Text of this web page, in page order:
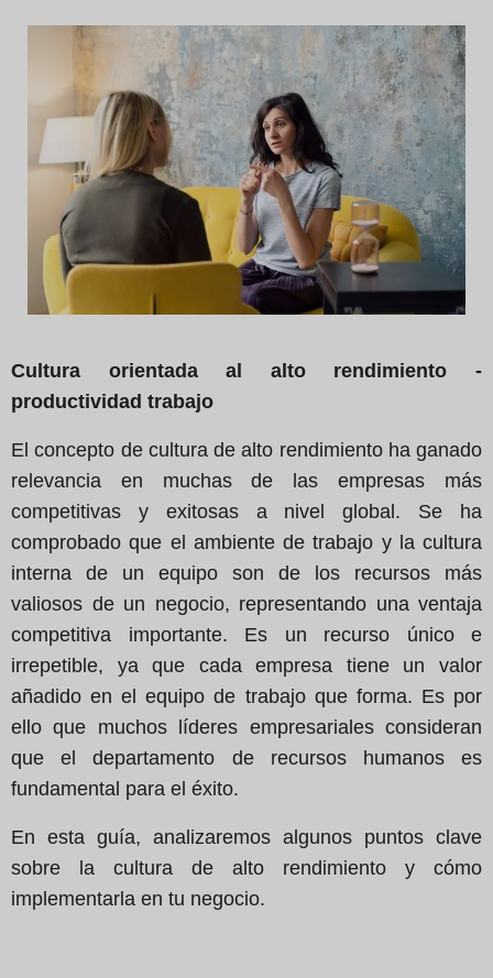
Cultura orientada al alto rendimiento -
productividad trabajo
El concepto de cultura de alto rendimiento ha ganado
relevancia en muchas de las empresas más
competitivas y exitosas a nivel global. Se ha
comprobado que el ambiente de trabajo y la cultura
interna de un equipo son de los recursos más
valiosos de un negocio, representando una ventaja
competitiva importante. Es un recurso único e
irrepetible, ya que cada empresa tiene un valor
añadido en el equipo de trabajo que forma. Es por
ello que muchos líderes empresariales consideran
que el departamento de recursos humanos es
fundamental para el éxito.
En esta guía, analizaremos algunos puntos clave
sobre la cultura de alto rendimiento y cómo
implementarla en tu negocio.